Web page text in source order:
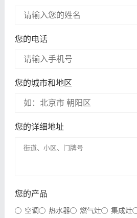
您的电话
您的城市和地区
您的详细地址
您的产品
空调 热水器 燃气灶 集成灶